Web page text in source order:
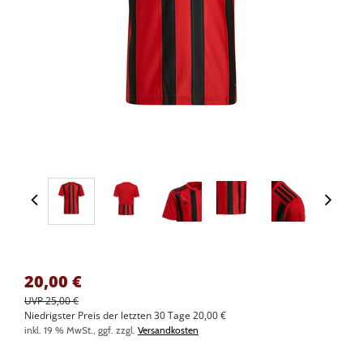
20,00 €
UVP 25,00 €
Niedrigster Preis der letzten 30 Tage 20,00 €
inkl. 19 % MwSt., ggf. zzgl. Versandkosten